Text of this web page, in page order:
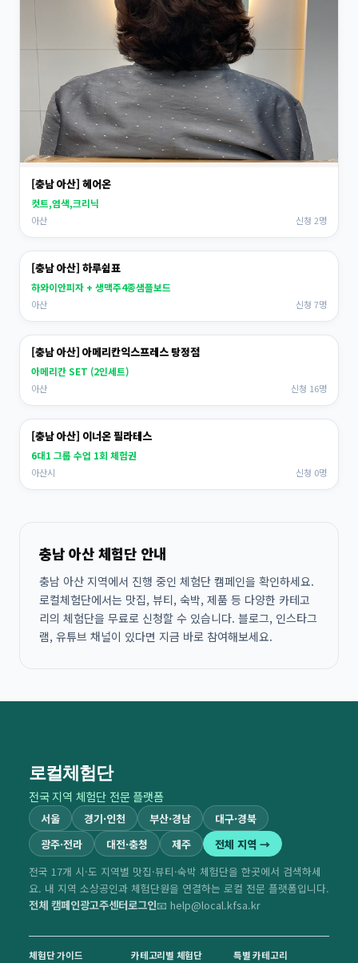
[충남 아산] 헤어온
컷트,염색,크리닉
아산 신청 2명
[충남 아산] 하루쉼표
하와이안피자 + 생맥주4종샘플보드
아산 신청 7명
[충남 아산] 아메리칸익스프레스 탕정점
아메리칸 SET (2인세트)
아산 신청 16명
[충남 아산] 이너온 필라테스
6대1 그룹 수업 1회 체험권
아산시 신청 0명
충남 아산 체험단 안내
충남 아산 지역에서 진행 중인 체험단 캠페인을 확인하세요.
로컬체험단에서는 맛집, 뷰티, 숙박, 제품 등 다양한 카테고
리의 체험단을 무료로 신청할 수 있습니다. 블로그, 인스타그
램, 유튜브 채널이 있다면 지금 바로 참여해보세요.
로컬체험단
전국 지역 체험단 전문 플랫폼
서울 경기·인천 부산·경남
대구·경북
광주·전라
대전·충청 제주
전체 지역 →
전국 17개 시·도 지역별 맛집·뷰티·숙박 체험단을 한곳에서 검색하세
요. 내 지역 소상공인과 체험단원을 연결하는 로컬 전문 플랫폼입니다.
전체 캠페인광고주센터로그인📧 help@local.kfsa.kr
체험단 가이드
카테고리별 체험단
특별 카테고리